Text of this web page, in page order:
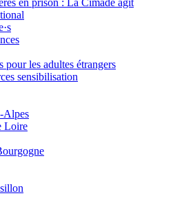
en prison : La Cimade agit
pour les adultes étrangers
sensibilisation
Alpes
Loire